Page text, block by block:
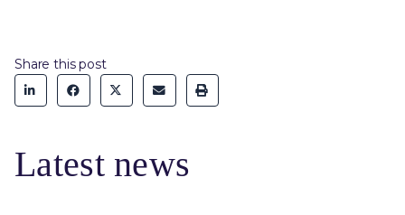
Share this post
Latest news